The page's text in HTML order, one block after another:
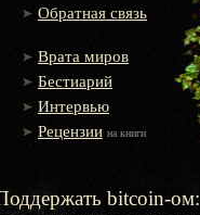
Обратная связь
Врата миров
Бестиарий
Интервью
Рецензии на книги
bitcoin-ом: